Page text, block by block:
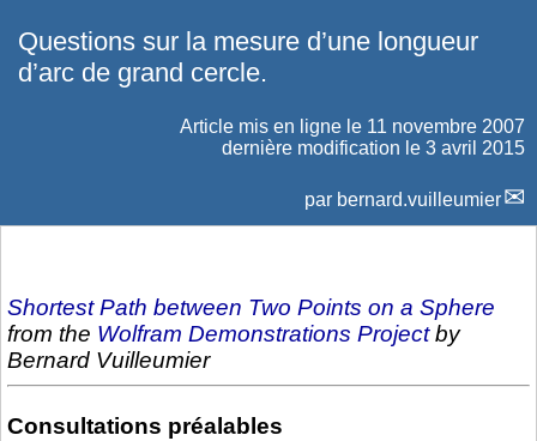
Questions sur la mesure d’une longueur
d’arc de grand cercle.
Article mis en ligne le 11 novembre 2007
dernière modification le 3 avril 2015
par bernard.vuilleumier
Shortest Path between Two Points on a Sphere
from the Wolfram Demonstrations Projectby
Bernard Vuilleumier
Consultations préalables